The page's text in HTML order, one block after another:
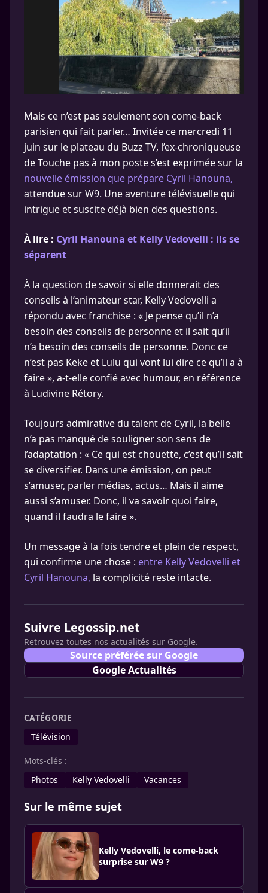
Mais ce n’est pas seulement son come-back
parisien qui fait parler… Invitée ce mercredi 11
juin sur le plateau du Buzz TV, l’ex-chroniqueuse
de Touche pas à mon poste s’est exprimée sur la
nouvelle émission que prépare Cyril Hanouna,
attendue sur W9. Une aventure télévisuelle qui
intrigue et suscite déjà bien des questions.
À lire : Cyril Hanouna et Kelly Vedovelli : ils se
séparent
À la question de savoir si elle donnerait des
conseils à l’animateur star, Kelly Vedovelli a
répondu avec franchise : « Je pense qu’il n’a
besoin des conseils de personne et il sait qu’il
n’a besoin des conseils de personne. Donc ce
n’est pas Keke et Lulu qui vont lui dire ce qu’il a à
faire », a-t-elle confié avec humour, en référence
à Ludivine Rétory.
Toujours admirative du talent de Cyril, la belle
n’a pas manqué de souligner son sens de
l’adaptation : « Ce qui est chouette, c’est qu’il sait
se diversifier. Dans une émission, on peut
s’amuser, parler médias, actus… Mais il aime
aussi s’amuser. Donc, il va savoir quoi faire,
quand il faudra le faire ».
Un message à la fois tendre et plein de respect,
qui confirme une chose : entre Kelly Vedovelli et
Cyril Hanouna, la complicité reste intacte.
Suivre Legossip.net
Retrouvez toutes nos actualités sur Google.
Source préférée sur Google
Google Actualités
CATÉGORIE
Télévision
Mots-clés :
Photos
Kelly Vedovelli Vacances
Sur le même sujet
Kelly Vedovelli, le come-back
surprise sur W9 ?